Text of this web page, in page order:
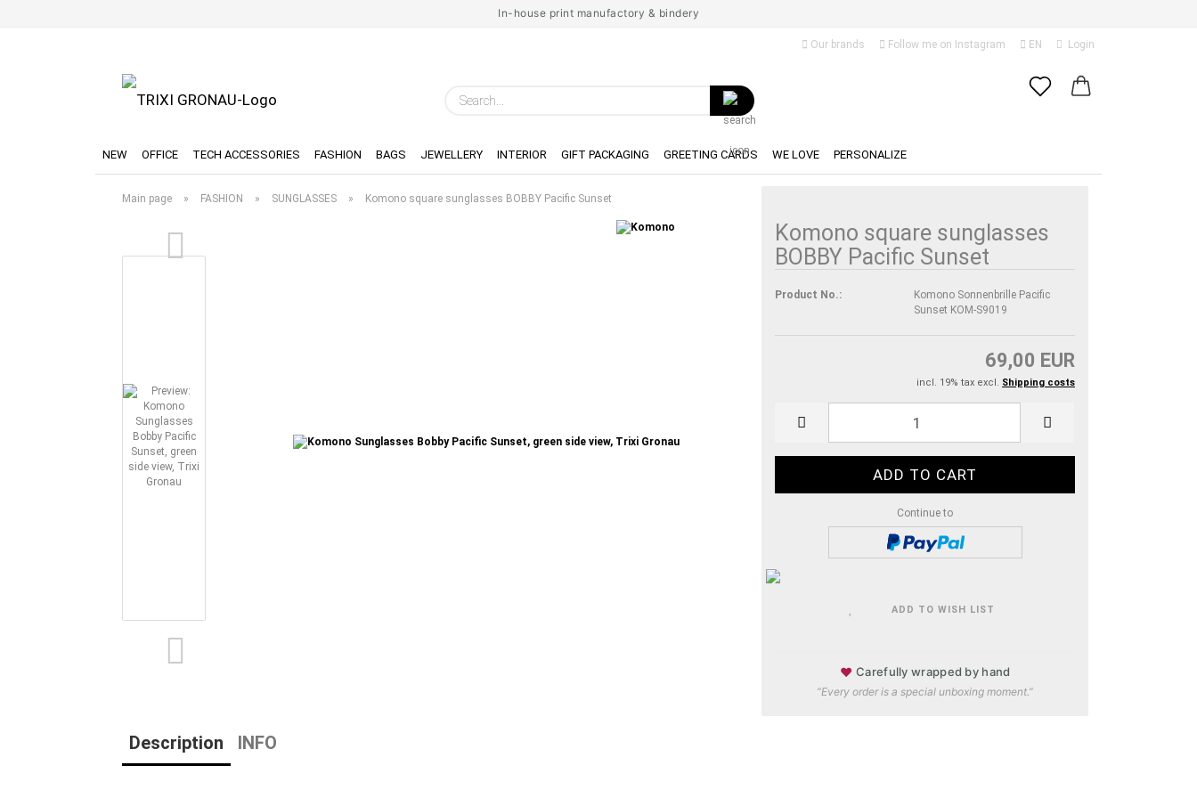
In-house print manufactory & bindery
Our brands Follow me on Instagram EN
Delivery country
Login
Create a new account
Forgot password?
Search...
NEW OFFICE TECH ACCESSORIES FASHION BAGS JEWELLERY INTERIOR GIFT PACKAGING GREETING CARDS WE LOVE PERSONALIZE
Main page » FASHION » SUNGLASSES » Komono square sunglasses BOBBY Pacific Sunset
Komono square sunglasses
BOBBY Pacific Sunset
Product No.:
Komono Sonnenbrille Pacific
Sunset KOM-S9019
69,00 EUR
incl. 19% tax excl. Shipping costs
Continue to
ADD TO WISH LIST
♥ Carefully wrapped by hand
“Every order is a special unboxing moment.”
Description INFO